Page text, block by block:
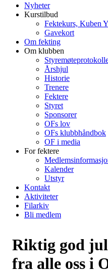
Nyheter
Kurstilbud
Fektekurs, Kuben
Gavekort
Om fekting
Om klubben
Årshjul
Historie
Trenere
Fektere
Styret
Sponsorer
OFs lov
OFs klubbhåndbok
OF i media
For fektere
Kalender
Utstyr
Kontakt
Aktiviteter
Filarkiv
Bli medlem
Riktig god
fra alle oss i